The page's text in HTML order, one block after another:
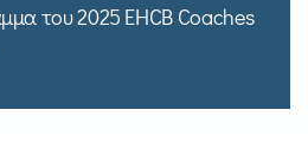
του 2025 EHCB Coaches